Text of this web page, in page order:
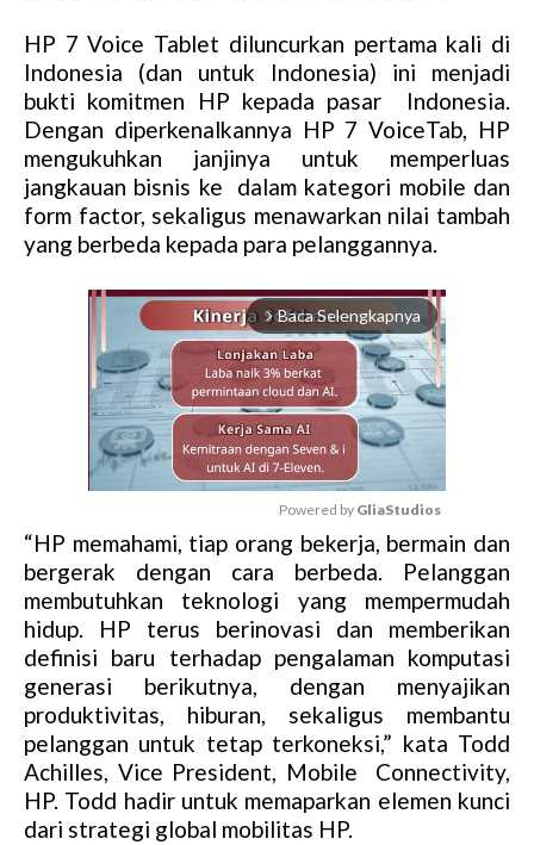
HP 7 Voice Tablet diluncurkan pertama kali di
Indonesia (dan untuk Indonesia) ini menjadi
bukti komitmen HP kepada pasar Indonesia.
Dengan diperkenalkannya HP 7 VoiceTab, HP
mengukuhkan janjinya untuk memperluas
jangkauan bisnis ke dalam kategori mobile dan
form factor, sekaligus menawarkan nilai tambah
yang berbeda kepada para pelanggannya.
arrow_forward_ios Baca Selengkapnya
M
u
t
e
Powered by GliaStudios
“HP memahami, tiap orang bekerja, bermain dan
bergerak dengan cara berbeda. Pelanggan
membutuhkan teknologi yang mempermudah
hidup. HP terus berinovasi dan memberikan
definisi baru terhadap pengalaman komputasi
generasi berikutnya, dengan menyajikan
produktivitas, hiburan, sekaligus membantu
pelanggan untuk tetap terkoneksi,” kata Todd
Achilles, Vice President, Mobile Connectivity,
HP. Todd hadir untuk memaparkan elemen kunci
dari strategi global mobilitas HP.